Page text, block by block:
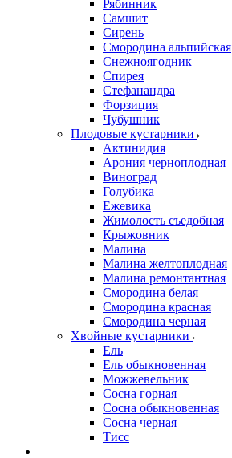
Рябинник
Самшит
Сирень
Смородина альпийская
Снежноягодник
Спирея
Стефанандра
Форзиция
Чубушник
Плодовые кустарники
Актинидия
Арония черноплодная
Виноград
Голубика
Ежевика
Жимолость съедобная
Крыжовник
Малина
Малина желтоплодная
Малина ремонтантная
Смородина белая
Смородина красная
Смородина черная
Хвойные кустарники
Ель
Ель обыкновенная
Можжевельник
Сосна горная
Сосна обыкновенная
Сосна черная
Тисс